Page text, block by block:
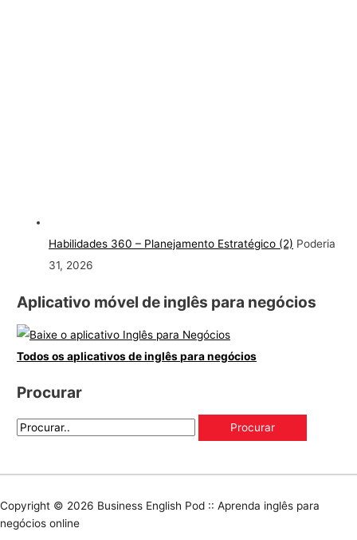
Habilidades 360 – Planejamento Estratégico (2) Poderia
31, 2026
Aplicativo móvel de inglês para negócios
Todos os aplicativos de inglês para negócios
Procurar
Copyright © 2026 Business English Pod :: Aprenda inglês para
negócios online